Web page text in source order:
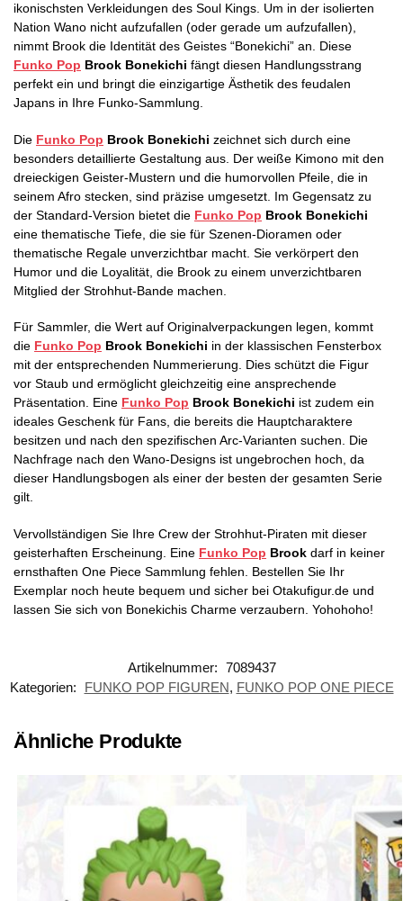
ikonischsten Verkleidungen des Soul Kings. Um in der isolierten
Nation Wano nicht aufzufallen (oder gerade um aufzufallen),
nimmt Brook die Identität des Geistes “Bonekichi” an. Diese
Funko Pop Brook Bonekichi fängt diesen Handlungsstrang
perfekt ein und bringt die einzigartige Ästhetik des feudalen
Japans in Ihre Funko-Sammlung.
Die Funko Pop Brook Bonekichi zeichnet sich durch eine
besonders detaillierte Gestaltung aus. Der weiße Kimono mit den
dreieckigen Geister-Mustern und die humorvollen Pfeile, die in
seinem Afro stecken, sind präzise umgesetzt. Im Gegensatz zu
der Standard-Version bietet die Funko Pop Brook Bonekichi
eine thematische Tiefe, die sie für Szenen-Dioramen oder
thematische Regale unverzichtbar macht. Sie verkörpert den
Humor und die Loyalität, die Brook zu einem unverzichtbaren
Mitglied der Strohhut-Bande machen.
Für Sammler, die Wert auf Originalverpackungen legen, kommt
die Funko Pop Brook Bonekichi in der klassischen Fensterbox
mit der entsprechenden Nummerierung. Dies schützt die Figur
vor Staub und ermöglicht gleichzeitig eine ansprechende
Präsentation. Eine Funko Pop Brook Bonekichi ist zudem ein
ideales Geschenk für Fans, die bereits die Hauptcharaktere
besitzen und nach den spezifischen Arc-Varianten suchen. Die
Nachfrage nach den Wano-Designs ist ungebrochen hoch, da
dieser Handlungsbogen als einer der besten der gesamten Serie
gilt.
Vervollständigen Sie Ihre Crew der Strohhut-Piraten mit dieser
geisterhaften Erscheinung. Eine Funko Pop Brook darf in keiner
ernsthaften One Piece Sammlung fehlen. Bestellen Sie Ihr
Exemplar noch heute bequem und sicher bei Otakufigur.de und
lassen Sie sich von Bonekichis Charme verzaubern. Yohohoho!
Artikelnummer: 7089437
Kategorien:
FUNKO POP FIGUREN, FUNKO POP ONE PIECE
Ähnliche Produkte